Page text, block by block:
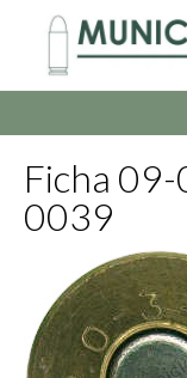
contenido
Ficha
0039